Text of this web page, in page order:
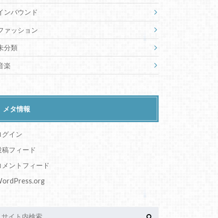
ンバウンド
ァッション
分類
楽
メタ情報
グイン
稿フィード
メントフィード